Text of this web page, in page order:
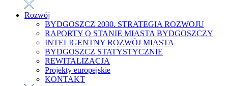
Rozwój
BYDGOSZCZ 2030. STRATEGIA ROZWOJU
RAPORTY O STANIE MIASTA BYDGOSZCZY
INTELIGENTNY ROZWÓJ MIASTA
BYDGOSZCZ STATYSTYCZNIE
REWITALIZACJA
Projekty europejskie
KONTAKT